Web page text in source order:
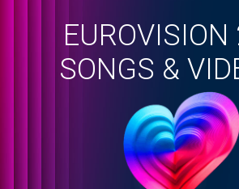
SONGS &